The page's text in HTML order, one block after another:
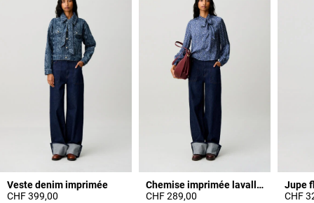
Veste denim imprimée
CHF 399,00
Chemise imprimée lavallière
CHF 289,00
Jupe
CHF